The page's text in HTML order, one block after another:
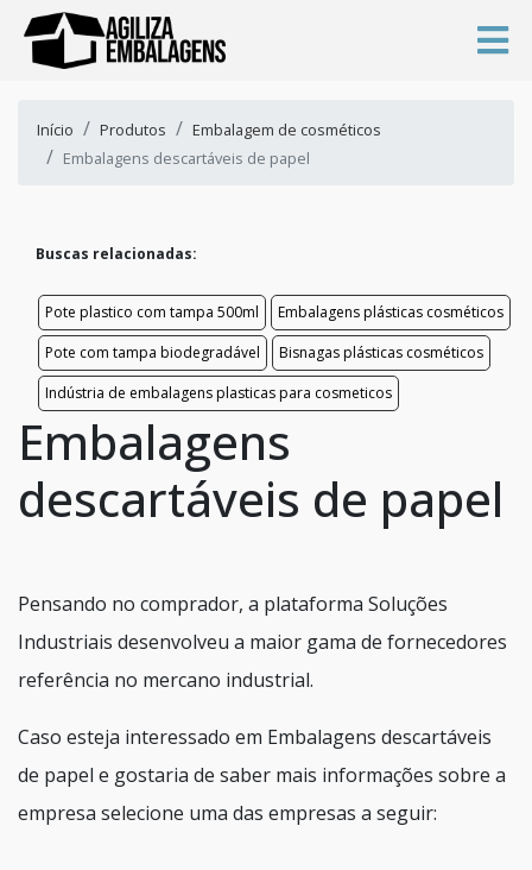
Início Produtos
Embalagem de cosméticos
Embalagens descartáveis de papel
Buscas relacionadas:
Pote plastico com tampa 500ml
Embalagens plásticas cosméticos
Pote com tampa biodegradável
Bisnagas plásticas cosméticos
Indústria de embalagens plasticas para cosmeticos
Embalagens
descartáveis de papel
Pensando no comprador, a plataforma Soluções
Industriais desenvolveu a maior gama de fornecedores
referência no mercano industrial.
Caso esteja interessado em Embalagens descartáveis
de papel e gostaria de saber mais informações sobre a
empresa selecione uma das empresas a seguir: